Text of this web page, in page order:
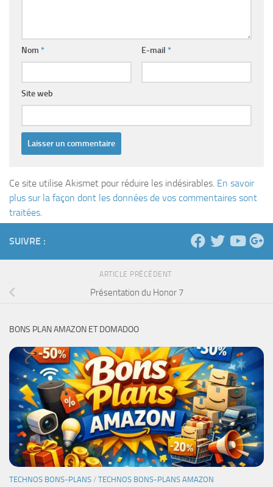
Nom * E-mail *
Site web
Ce site utilise Akismet pour réduire les indésirables. En savoir
plus sur la façon dont les données de vos commentaires sont
traitées.
SUIVRE :
ARTICLE PRÉCÉDENT
Présentation du Honor 7
BONS PLAN AMAZON ET DOMADOO
TECHNOS BONS-PLANS / TECHNOS BONS-PLANS AMAZON